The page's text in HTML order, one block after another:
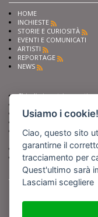
HOME
INCHIESTE
STORIE E CURIOSITÀ
EVENTI E COMUNICATI
ARTISTI
REPORTAGE
NEWS
Chiedi ai nostri esperti
Fai pubblicità con noi
Iscriviti al nostro corso di
giornalismo
Compra i nostri libri
Entra in Barinedita Map
Copyright BARIREPORT
logo di Barinedita sono
Usiamo i cookie!
Ciao, questo sito
garantirne il
tracciamento per
Quest'ultimo sarà
Lasciami scegliere